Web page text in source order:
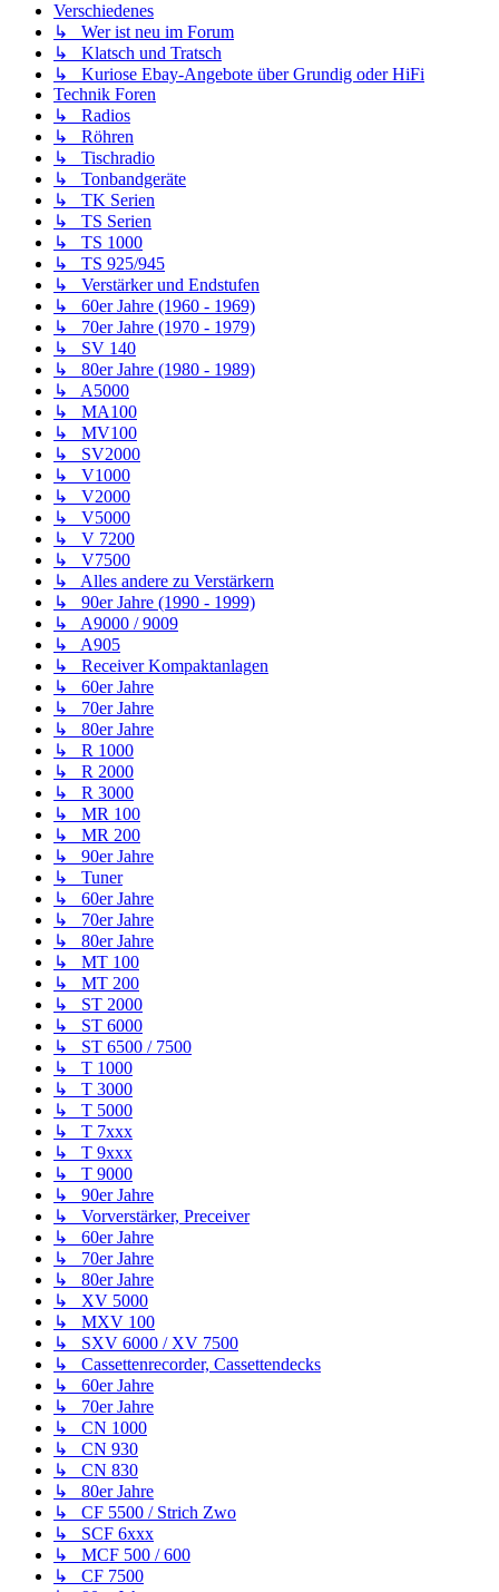
Verschiedenes
↳ Wer ist neu im Forum
↳ Klatsch und Tratsch
↳ Kuriose Ebay-Angebote über Grundig oder HiFi
Technik Foren
↳ Radios
↳ Röhren
↳ Tischradio
↳ Tonbandgeräte
↳ TK Serien
↳ TS Serien
↳ TS 1000
↳ TS 925/945
↳ Verstärker und Endstufen
↳ 60er Jahre (1960 - 1969)
↳ 70er Jahre (1970 - 1979)
↳ SV 140
↳ 80er Jahre (1980 - 1989)
↳ A5000
↳ MA100
↳ MV100
↳ SV2000
↳ V1000
↳ V2000
↳ V5000
↳ V 7200
↳ V7500
↳ Alles andere zu Verstärkern
↳ 90er Jahre (1990 - 1999)
↳ A9000 / 9009
↳ A905
↳ Receiver Kompaktanlagen
↳ 60er Jahre
↳ 70er Jahre
↳ 80er Jahre
↳ R 1000
↳ R 2000
↳ R 3000
↳ MR 100
↳ MR 200
↳ 90er Jahre
↳ Tuner
↳ 60er Jahre
↳ 70er Jahre
↳ 80er Jahre
↳ MT 100
↳ MT 200
↳ ST 2000
↳ ST 6000
↳ ST 6500 / 7500
↳ T 1000
↳ T 3000
↳ T 5000
↳ T 7xxx
↳ T 9xxx
↳ T 9000
↳ 90er Jahre
↳ Vorverstärker, Preceiver
↳ 60er Jahre
↳ 70er Jahre
↳ 80er Jahre
↳ XV 5000
↳ MXV 100
↳ SXV 6000 / XV 7500
↳ Cassettenrecorder, Cassettendecks
↳ 60er Jahre
↳ 70er Jahre
↳ CN 1000
↳ CN 930
↳ CN 830
↳ 80er Jahre
↳ CF 5500 / Strich Zwo
↳ SCF 6xxx
↳ MCF 500 / 600
↳ CF 7500